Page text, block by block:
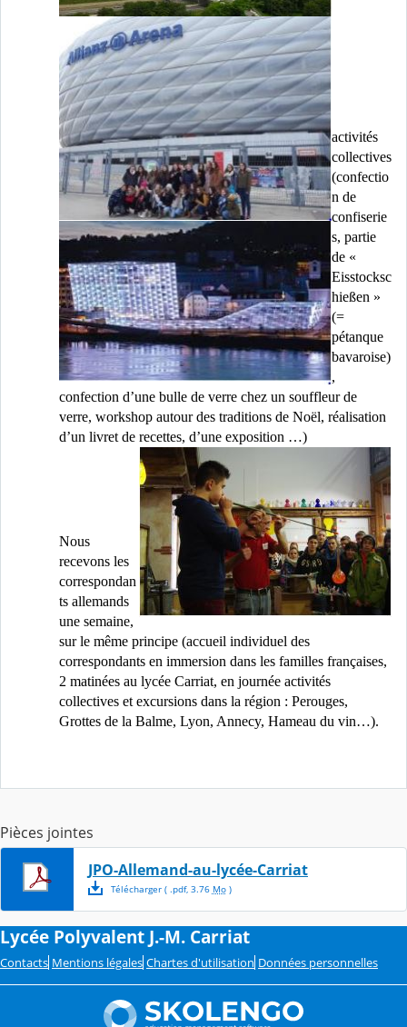
activités
collectives
(confectio
n de
confiserie
s, partie
de «
Eisstocksc
hießen »
(=
pétanque
bavaroise)
,
confection d’une bulle de verre chez un souffleur de
verre, workshop autour des traditions de Noël, réalisation
d’un livret de recettes, d’une exposition …)
Nous
recevons les
correspondan
ts allemands
une semaine,
sur le même principe (accueil individuel des
correspondants en immersion dans les familles françaises,
2 matinées au lycée Carriat, en journée activités
collectives et excursions dans la région : Perouges,
Grottes de la Balme, Lyon, Annecy, Hameau du vin…).
Pièces jointes
JPO-Allemand-au-lycée-Carriat
Télécharger( .pdf, 3.76 Mo)
Lycée Polyvalent J.-M. Carriat
Contacts Mentions légales Chartes d'utilisation Données personnelles